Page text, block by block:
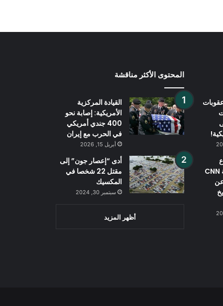
الأمريكي شبكة CNN
المحتوى الأكثر مناقشة
القيادة المركزية
الأمريكية: إصابة نحو
400 جندي أمريكي
في الحرب مع إيران
أبريل 15, 2026
أدى “إعصار جون” إلى
مقتل 22 شخصا في
المكسيك
سبتمبر 30, 2024
أظهر المزيد